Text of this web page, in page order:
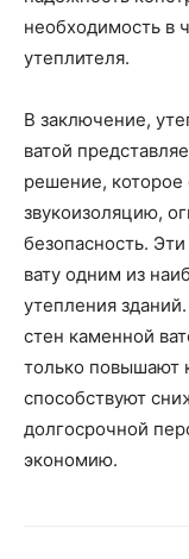
необходимость в
утеплителя.
В заключение,
ватой
решение, которое
звукоизоляцию,
безопасность.
вату одним из
утепления
стен каменной
только повышают
способствуют
долгосрочной
экономию.